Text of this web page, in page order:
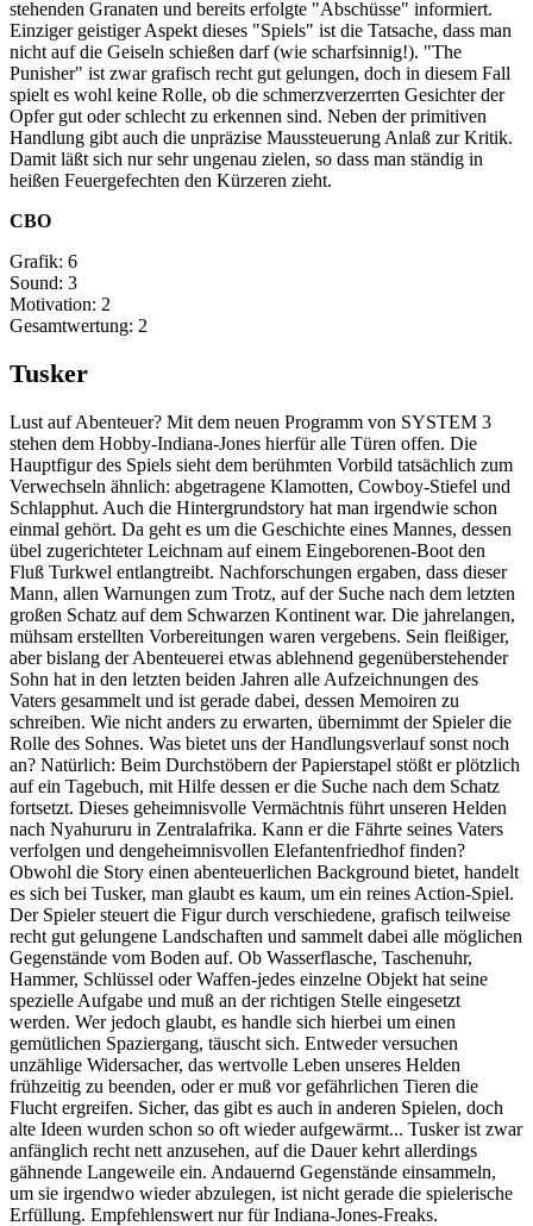
stehenden Granaten und bereits erfolgte "Abschüsse" informiert.
Einziger geistiger Aspekt dieses "Spiels" ist die Tatsache, dass man
nicht auf die Geiseln schießen darf (wie scharfsinnig!). "The
Punisher" ist zwar grafisch recht gut gelungen, doch in diesem Fall
spielt es wohl keine Rolle, ob die schmerzverzerrten Gesichter der
Opfer gut oder schlecht zu erkennen sind. Neben der primitiven
Handlung gibt auch die unpräzise Maussteuerung Anlaß zur Kritik.
Damit läßt sich nur sehr ungenau zielen, so dass man ständig in
heißen Feuergefechten den Kürzeren zieht.
CBO
Grafik: 6
Sound: 3
Motivation: 2
Gesamtwertung: 2
Tusker
Lust auf Abenteuer? Mit dem neuen Programm von SYSTEM 3
stehen dem Hobby-Indiana-Jones hierfür alle Türen offen. Die
Hauptfigur des Spiels sieht dem berühmten Vorbild tatsächlich zum
Verwechseln ähnlich: abgetragene Klamotten, Cowboy-Stiefel und
Schlapphut. Auch die Hintergrundstory hat man irgendwie schon
einmal gehört. Da geht es um die Geschichte eines Mannes, dessen
übel zugerichteter Leichnam auf einem Eingeborenen-Boot den
Fluß Turkwel entlangtreibt. Nachforschungen ergaben, dass dieser
Mann, allen Warnungen zum Trotz, auf der Suche nach dem letzten
großen Schatz auf dem Schwarzen Kontinent war. Die jahrelangen,
mühsam erstellten Vorbereitungen waren vergebens. Sein fleißiger,
aber bislang der Abenteuerei etwas ablehnend gegenüberstehender
Sohn hat in den letzten beiden Jahren alle Aufzeichnungen des
Vaters gesammelt und ist gerade dabei, dessen Memoiren zu
schreiben. Wie nicht anders zu erwarten, übernimmt der Spieler die
Rolle des Sohnes. Was bietet uns der Handlungsverlauf sonst noch
an? Natürlich: Beim Durchstöbern der Papierstapel stößt er plötzlich
auf ein Tagebuch, mit Hilfe dessen er die Suche nach dem Schatz
fortsetzt. Dieses geheimnisvolle Vermächtnis führt unseren Helden
nach Nyahururu in Zentralafrika. Kann er die Fährte seines Vaters
verfolgen und dengeheimnisvollen Elefantenfriedhof finden?
Obwohl die Story einen abenteuerlichen Background bietet, handelt
es sich bei Tusker, man glaubt es kaum, um ein reines Action-Spiel.
Der Spieler steuert die Figur durch verschiedene, grafisch teilweise
recht gut gelungene Landschaften und sammelt dabei alle möglichen
Gegenstände vom Boden auf. Ob Wasserflasche, Taschenuhr,
Hammer, Schlüssel oder Waffen-jedes einzelne Objekt hat seine
spezielle Aufgabe und muß an der richtigen Stelle eingesetzt
werden. Wer jedoch glaubt, es handle sich hierbei um einen
gemütlichen Spaziergang, täuscht sich. Entweder versuchen
unzählige Widersacher, das wertvolle Leben unseres Helden
frühzeitig zu beenden, oder er muß vor gefährlichen Tieren die
Flucht ergreifen. Sicher, das gibt es auch in anderen Spielen, doch
alte Ideen wurden schon so oft wieder aufgewärmt... Tusker ist zwar
anfänglich recht nett anzusehen, auf die Dauer kehrt allerdings
gähnende Langeweile ein. Andauernd Gegenstände einsammeln,
um sie irgendwo wieder abzulegen, ist nicht gerade die spielerische
Erfüllung. Empfehlenswert nur für Indiana-Jones-Freaks.